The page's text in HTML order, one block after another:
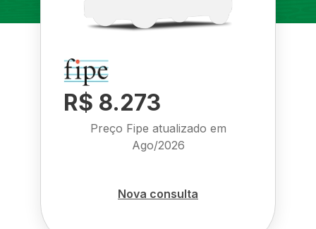
R$ 8.273
Preço Fipe atualizado em
Ago/2026
Nova consulta